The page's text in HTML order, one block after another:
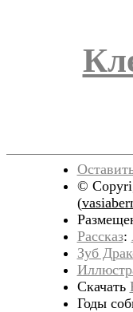
©
(
Рассказ:
Зуб
Скачать
Годы